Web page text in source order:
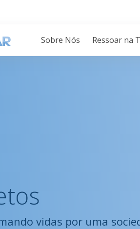
Sobre Nós Ressoar na
vidas por uma